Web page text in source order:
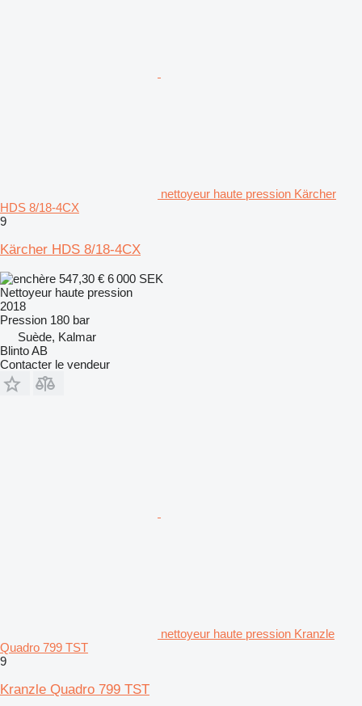
nettoyeur haute pression Kärcher
HDS 8/18-4CX
9
Kärcher HDS 8/18-4CX
547,30 € 6 000 SEK
Nettoyeur haute pression
2018
Pression 180 bar
Suède, Kalmar
Blinto AB
Contacter le vendeur
nettoyeur haute pression Kranzle
Quadro 799 TST
9
Kranzle Quadro 799 TST